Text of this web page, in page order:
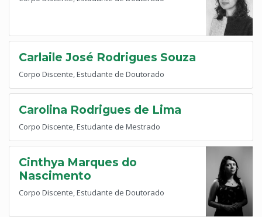
Carlaile José Rodrigues Souza
Corpo Discente, Estudante de Doutorado
Carolina Rodrigues de Lima
Corpo Discente, Estudante de Mestrado
Cinthya Marques do
Nascimento
Corpo Discente, Estudante de Doutorado